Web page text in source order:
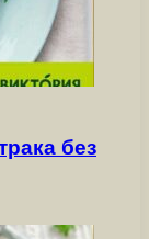
без